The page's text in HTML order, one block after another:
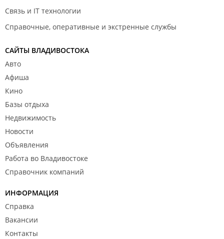
Связь и IT технологии
Справочные, оперативные и экстренные службы
САЙТЫ ВЛАДИВОСТОКА
Авто
Афиша
Кино
Базы отдыха
Недвижимость
Новости
Объявления
Работа во Владивостоке
Справочник компаний
ИНФОРМАЦИЯ
Справка
Вакансии
Контакты